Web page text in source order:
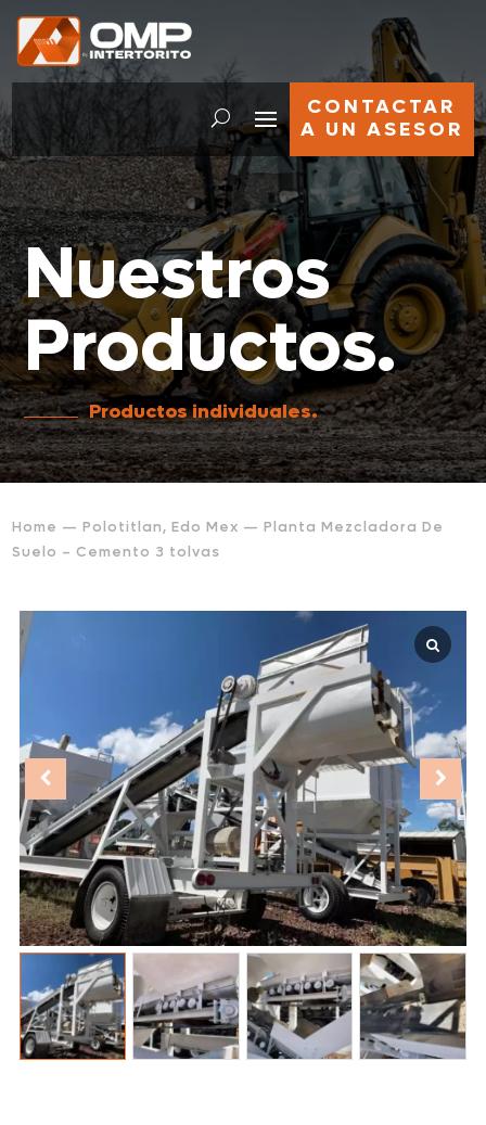
CONTACTAR
A UN ASESOR
Nuestros
Productos.
Productos individuales.
Home —Polotitlan, Edo Mex — Planta Mezcladora De
Suelo – Cemento 3 tolvas